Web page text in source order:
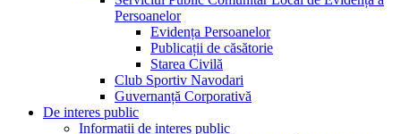
Persoanelor
Evidența Persoanelor
Publicații de căsătorie
Starea Civilă
Club Sportiv Navodari
Guvernanță Corporativă
De interes public
Informații de interes public